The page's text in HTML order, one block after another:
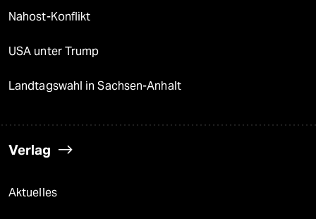
Nahost-Konflikt
USA unter Trump
Landtagswahl in Sachsen-Anhalt
Verlag
Aktuelles